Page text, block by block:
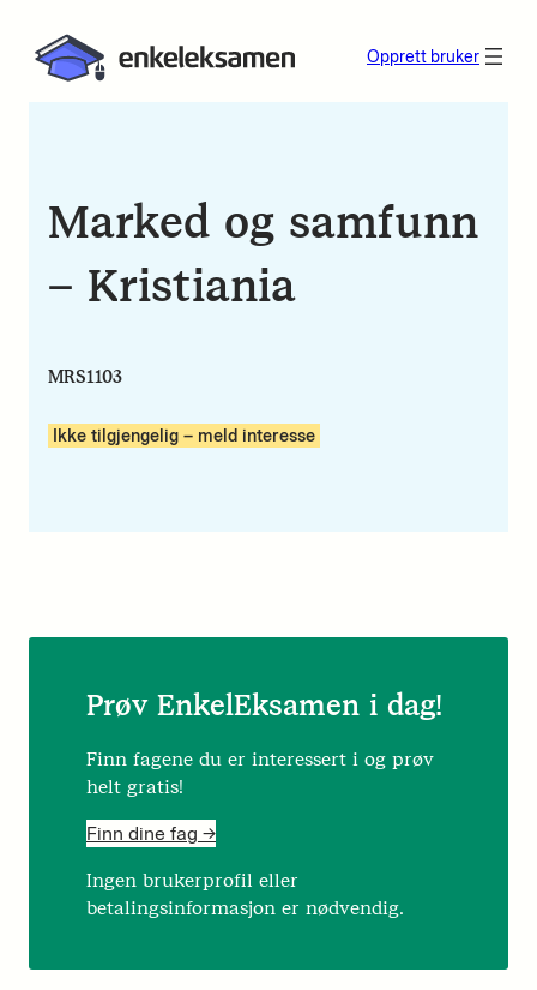
Opprett bruker
Marked og samfunn
– Kristiania
MRS1103
Ikke tilgjengelig – meld interesse
Prøv EnkelEksamen i dag!
Finn fagene du er interessert i og prøv
helt gratis!
Finn dine fag ->
Ingen brukerprofil eller
betalingsinformasjon er nødvendig.